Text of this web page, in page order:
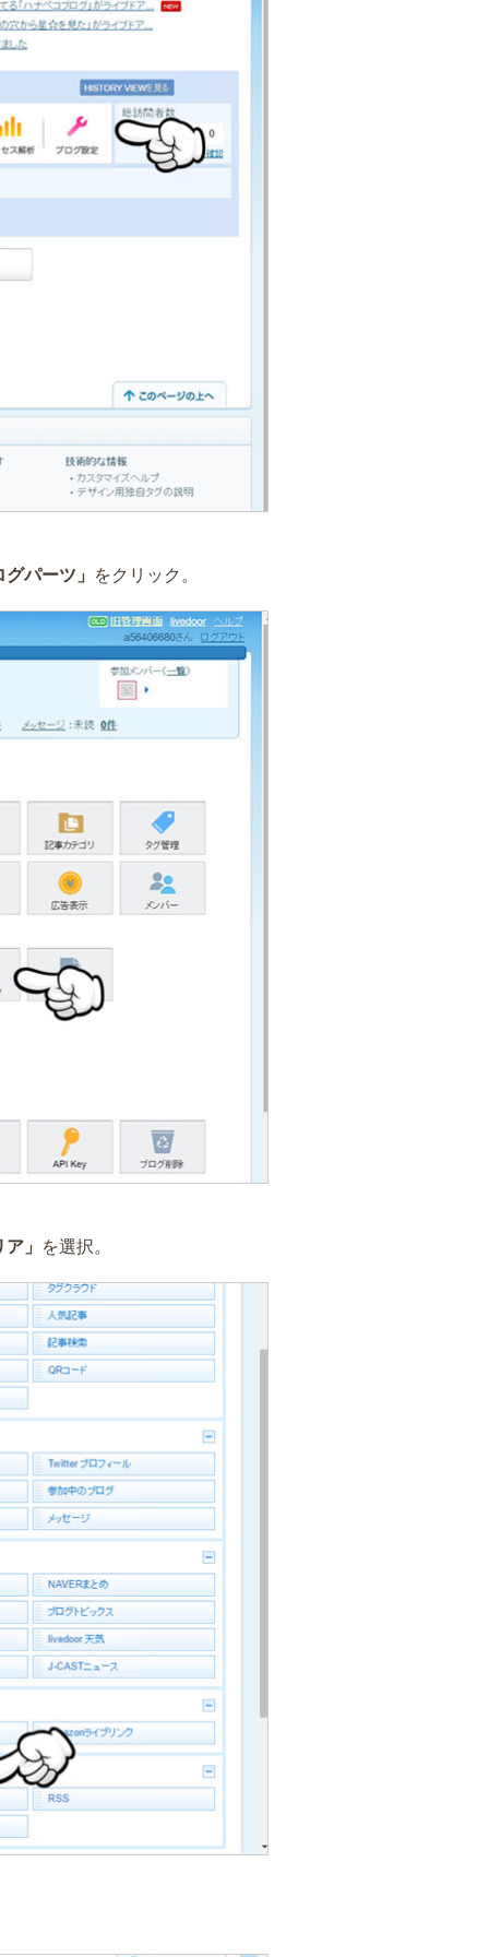
パーツ」 をクリック。
」 を選択。